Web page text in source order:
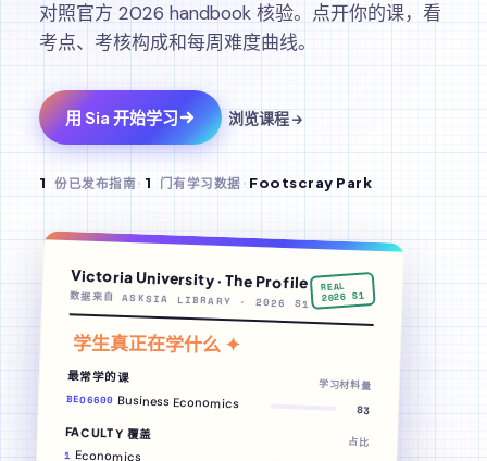
对照官方 2026 handbook 核验。点开你的课，看
考点、考核构成和每周难度曲线。
用 Sia 开始学习 浏览课程 →
1 份已发布指南· 1 门有学习数据· Footscray Park
Victoria University · The Profile
数据来自 ASKSIA LIBRARY · 2026 S1
REAL
2026 S1
学生真正在学什么 ✦
最常学的课
学习材料量
BEO6600 Business Economics 83
FACULTY 覆盖
占比
1 Economics